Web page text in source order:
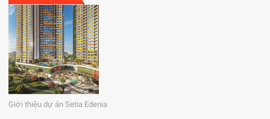
Giới thiệu dự án Setia Edenia